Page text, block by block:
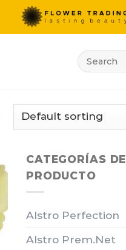
Search
for:
CATEGORÍAS DE
PRODUCTO
Alstro Perfection
Alstro Prem.Net